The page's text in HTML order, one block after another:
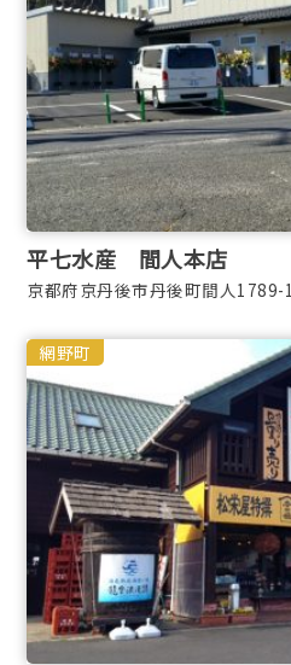
平七水産 間人本店
京都府京丹後市丹後町間人1789-1
網野町